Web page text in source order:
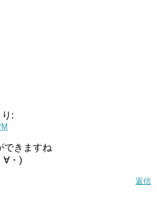
り:
できますね
∀・)
返信